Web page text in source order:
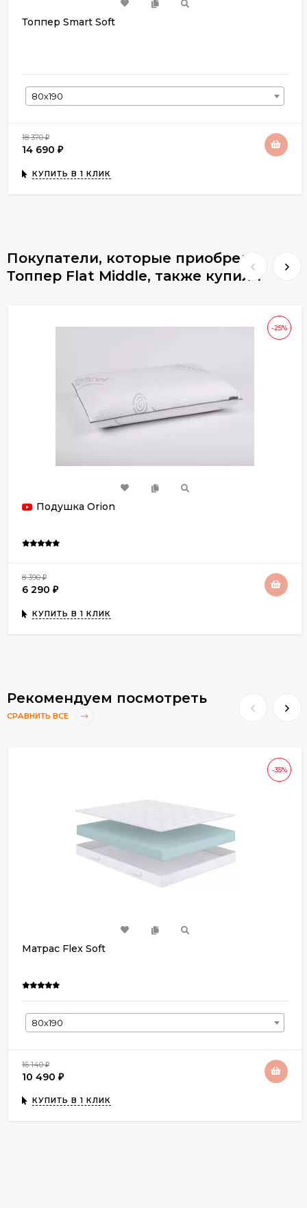
Топпер Smart Soft
80х190
18 370₽
14 690 ₽
КУПИТЬ В 1 КЛИК
Покупатели, которые приобрели
Топпер Flat Middle, также купили
-25%
Подушка Orion
8 390₽
6 290 ₽
КУПИТЬ В 1 КЛИК
Рекомендуем посмотреть
СРАВНИТЬ ВСЕ
-35%
Матрас Flex Soft
80х190
16 140₽
10 490 ₽
КУПИТЬ В 1 КЛИК